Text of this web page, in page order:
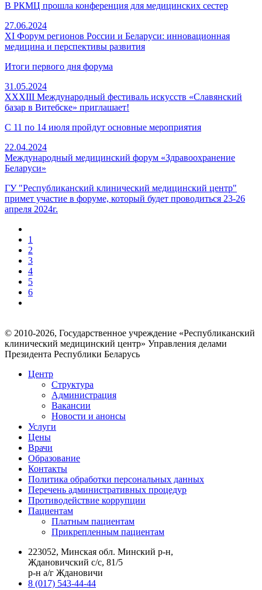
В РКМЦ прошла конференция для медицинских сестер
27.06.2024
XI Форум регионов России и Беларуси: инновационная
медицина и перспективы развития
Итоги первого дня форума
31.05.2024
XXXIII Международный фестиваль искусств «Славянский
базар в Витебске» приглашает!
С 11 по 14 июля пройдут основные мероприятия
22.04.2024
Международный медицинский форум «Здравоохранение
Беларуси»
ГУ "Республиканский клинический медицинский центр"
примет участие в форуме, который будет проводиться 23-26
апреля 2024г.
1
2
3
4
5
6
© 2010-2026, Государственное учреждение «Республиканский
клинический медицинский центр» Управления делами
Президента Республики Беларусь
Центр
Структура
Администрация
Вакансии
Новости и анонсы
Услуги
Цены
Врачи
Образование
Контакты
Политика обработки персональных данных
Перечень административных процедур
Противодействие коррупции
Пациентам
Платным пациентам
Прикрепленным пациентам
223052, Минская обл. Минский р-н,
Ждановичский с/с, 81/5
р-н а/г Ждановичи
8 (017) 543-44-44